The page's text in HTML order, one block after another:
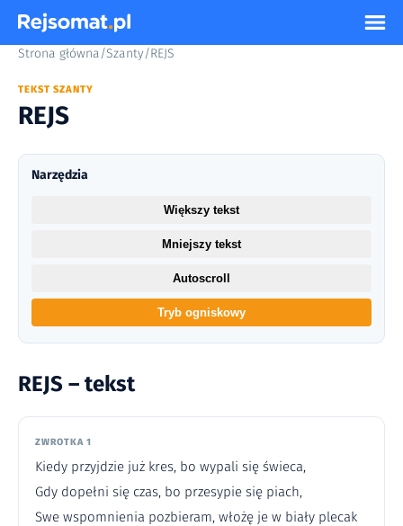
Strona główna/Szanty/REJS
TEKST SZANTY
REJS
REJS – tekst
ZWROTKA 1
Kiedy przyjdzie już kres, bo wypali się świeca,
Gdy dopełni się czas, bo przesypie się piach,
Swe wspomnienia pozbieram, włożę je w biały plecak
Narzędzia
Większy tekst
Mniejszy tekst
Autoscroll
Tryb ogniskowy